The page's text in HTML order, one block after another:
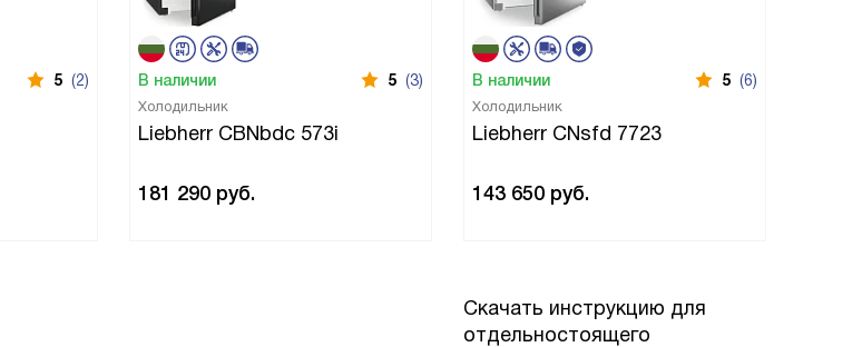
5 (2) В наличии 5 (3)
Холодильник
Liebherr CBNbdc 573i
181 290 руб.
В наличии 5 (6)
Холодильник
Liebherr CNsfd 7723
143 650 руб.
Скачать инструкцию для
отдельностоящего